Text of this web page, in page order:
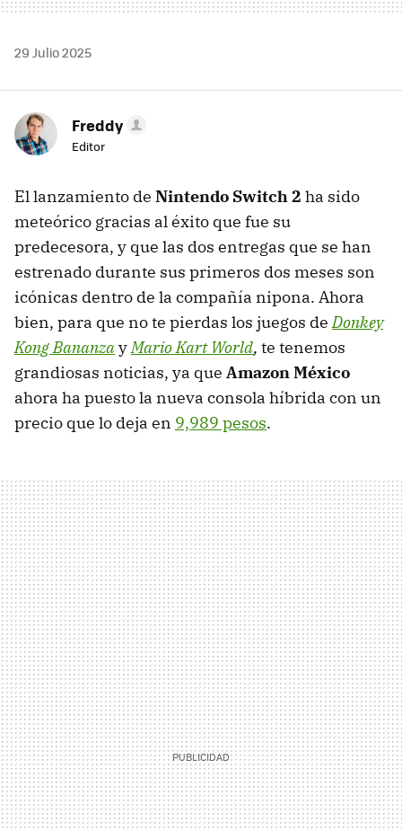
29 Julio 2025
Freddy
Editor
El lanzamiento de Nintendo Switch 2 ha sido
meteórico gracias al éxito que fue su
predecesora, y que las dos entregas que se han
estrenado durante sus primeros dos meses son
icónicas dentro de la compañía nipona. Ahora
bien, para que no te pierdas los juegos deDonkey
Kong BananzayMario Kart World, te tenemos
grandiosas noticias, ya que Amazon México
ahora ha puesto la nueva consola híbrida con un
precio que lo deja en 9,989 pesos.